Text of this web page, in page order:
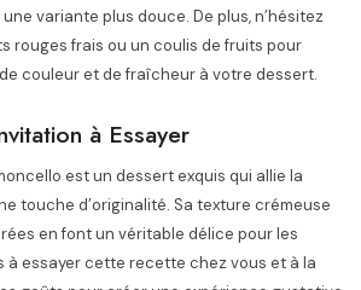
variante plus douce. De plus, n’hésitez
rouges frais ou un coulis de fruits pour
couleur et de fraîcheur à votre dessert.
à Essayer
est un dessert exquis qui allie la
touche d’originalité. Sa texture crémeuse
en font un véritable délice pour les
à essayer cette recette chez vous et à la